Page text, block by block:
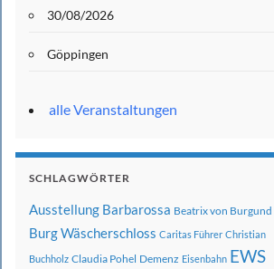
30/08/2026
Göppingen
alle Veranstaltungen
SCHLAGWÖRTER
Ausstellung Barbarossa Beatrix von Burgund
Burg Wäscherschloss Caritas Führer Christian
Buchholz Claudia Pohel Demenz Eisenbahn EWS